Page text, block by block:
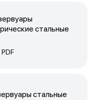
стальные
PDF
стальные